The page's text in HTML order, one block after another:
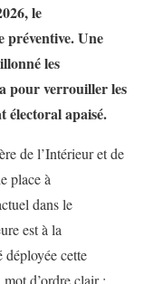
le
préventive. Une
les
pour verrouiller les
électoral apaisé.
de l’Intérieur et de
place à
dans le
est à la
cette
d’ordre clair :